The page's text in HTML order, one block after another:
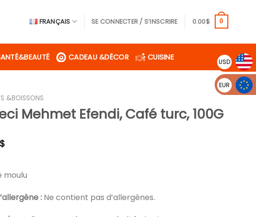
FRANÇAIS SE CONNECTER / S’INSCRIRE 0.00$ 0
CADEAU &DÉCOR CUISINE
&BOISSONS
Mehmet Efendi, Café turc, 100G
$Le
actuel
est :
4.99$.
moulu
: Ne contient pas d’allergènes.
USD
EUR